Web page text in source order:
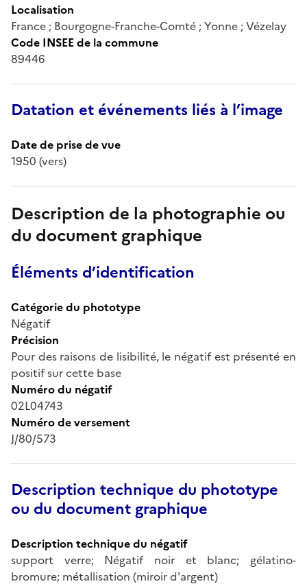
Localisation
France ; Bourgogne-Franche-Comté ; Yonne ; Vézelay
Code INSEE de la commune
89446
Datation et événements liés à l’image
Date de prise de vue
1950 (vers)
Description de la photographie ou
du document graphique
Éléments d’identification
Catégorie du phototype
Négatif
Précision
Pour des raisons de lisibilité, le négatif est présenté en
positif sur cette base
Numéro du négatif
02L04743
Numéro de versement
J/80/573
Description technique du phototype
ou du document graphique
Description technique du négatif
support verre; Négatif noir et blanc; gélatino-
bromure; métallisation (miroir d'argent)